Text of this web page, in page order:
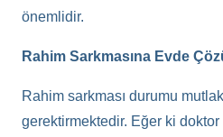
önemlidir.
Rahim Sarkmasına Evde
Rahim sarkması durumu
gerektirmektedir. Eğer ki